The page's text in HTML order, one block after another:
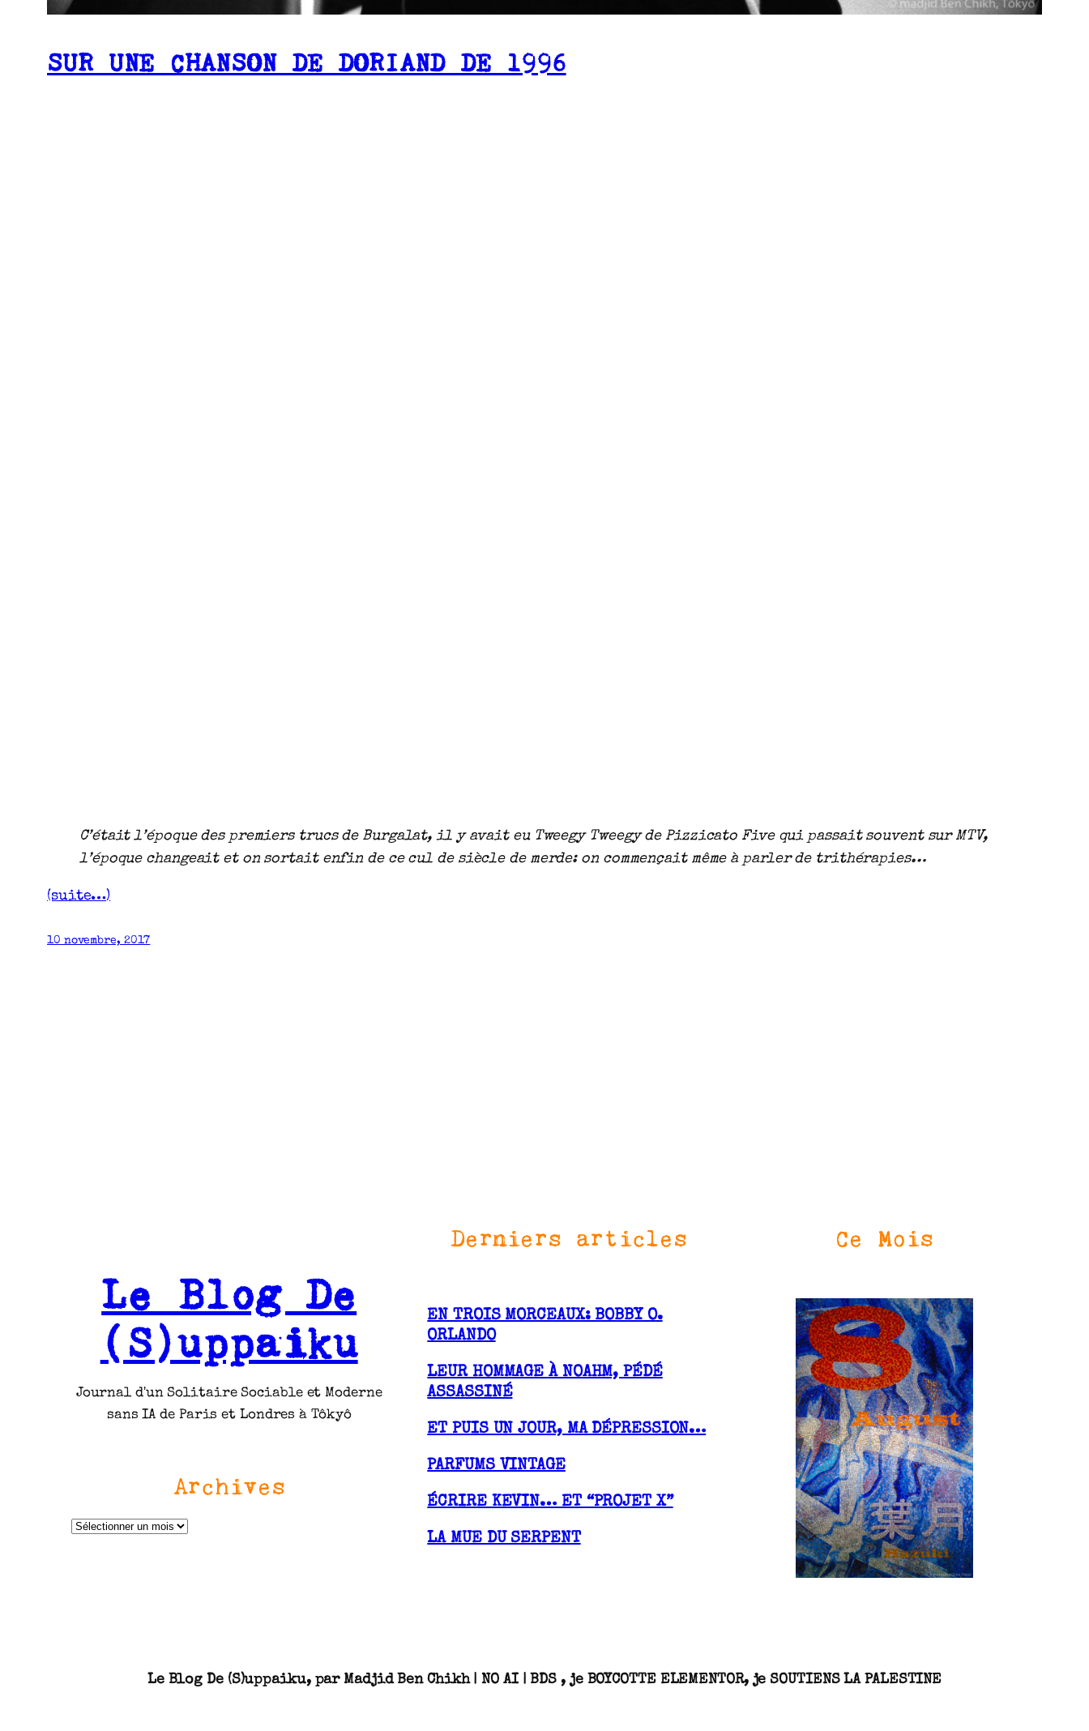
SUR UNE CHANSON DE DORIAND DE 1996
C’était l’époque des premiers trucs de Burgalat, il y avait eu Tweegy Tweegy de Pizzicato Five qui passait souvent sur MTV,
l’époque changeait et on sortait enfin de ce cul de siècle de merde: on commençait même à parler de trithérapies…
(suite…)
10 novembre, 2017
Le Blog De
(S)uppaiku
Journal d'un Solitaire Sociable et Moderne
sans IA de Paris et Londres à Tôkyô
Archives
A
Derniers articles
EN TROIS MORCEAUX: BOBBY O.
ORLANDO
LEUR HOMMAGE À NOAHM, PÉDÉ
ASSASSINÉ
ET PUIS UN JOUR, MA DÉPRESSION…
PARFUMS VINTAGE
ÉCRIRE KEVIN… ET “PROJET X”
LA MUE DU SERPENT
Ce Mois
Le Blog De (S)uppaiku, par Madjid Ben Chikh | NO AI | BDS , je BOYCOTTE ELEMENTOR, je SOUTIENS LA PALESTINE